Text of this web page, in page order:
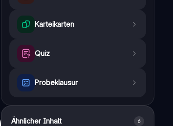
Karteikarten
Quiz
Probeklausur
Ähnlicher Inhalt 6